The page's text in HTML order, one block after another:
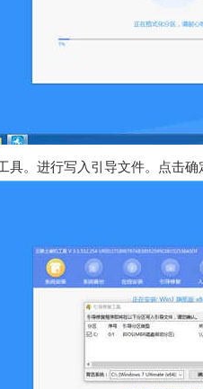
具。进行写入引导文件。点击确